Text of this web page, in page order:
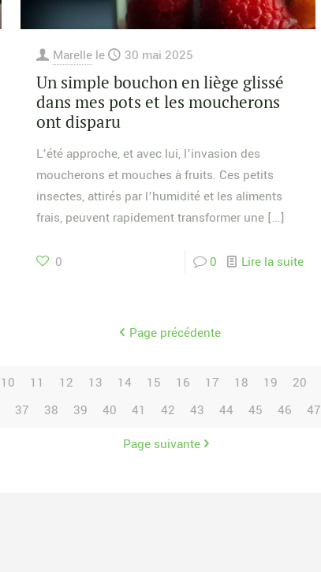
Marelle le 30 mai 2025
Un simple bouchon en liège glissé
dans mes pots et les moucherons
ont disparu
L’été approche, et avec lui, l’invasion des
moucherons et mouches à fruits. Ces petits
insectes, attirés par l’humidité et les aliments
frais, peuvent rapidement transformer une[…]
0 0 Lire la suite
Page précédente
10 11 12 13 14 15 16 17 18 19 20
37 38 39 40 41 42 43 44 45 46 47
Page suivante